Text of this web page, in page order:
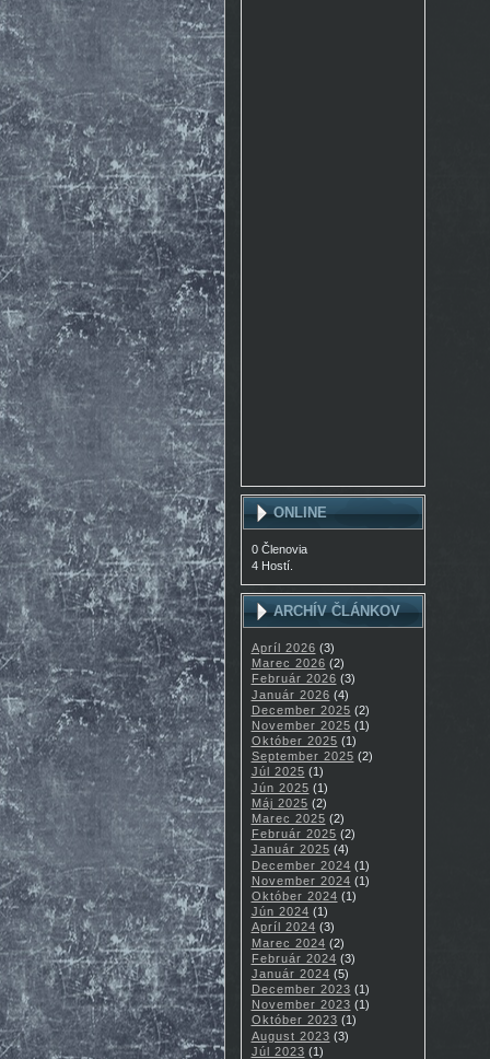
ONLINE
0 Členovia
4 Hostí.
ARCHÍV ČLÁNKOV
Apríl 2026 (3)
Marec 2026 (2)
Február 2026 (3)
Január 2026 (4)
December 2025 (2)
November 2025 (1)
Október 2025 (1)
September 2025 (2)
Júl 2025 (1)
Jún 2025 (1)
Máj 2025 (2)
Marec 2025 (2)
Február 2025 (2)
Január 2025 (4)
December 2024 (1)
November 2024 (1)
Október 2024 (1)
Jún 2024 (1)
Apríl 2024 (3)
Marec 2024 (2)
Február 2024 (3)
Január 2024 (5)
December 2023 (1)
November 2023 (1)
Október 2023 (1)
August 2023 (3)
Júl 2023 (1)